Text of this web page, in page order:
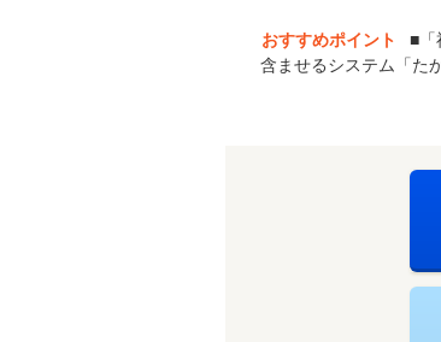
おすすめポイント
■「
含ませるシステム「た